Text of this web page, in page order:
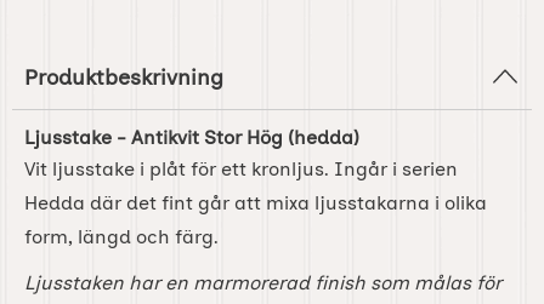
Produktbeskrivning
Ljusstake - Antikvit Stor Hög (hedda)
Vit ljusstake i plåt för ett kronljus. Ingår i serien
Hedda där det fint går att mixa ljusstakarna i olika
form, längd och färg.
Ljusstaken har en marmorerad finish som målas för